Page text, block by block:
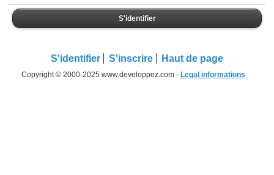
S'identifier
S'identifier S'inscrire Haut de page
Copyright © 2000-2025 www.developpez.com - Legal informations